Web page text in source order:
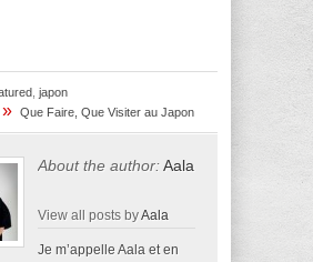
japon
» Que Faire, Que Visiter au Japon
About the author:Aala
View all posts byAala
Je m’appelle Aala et en